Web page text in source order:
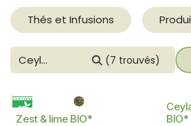
Thés et Infusions
(7 trouvés)
BIO
Zest & lime BIO*
BIO
BIO*